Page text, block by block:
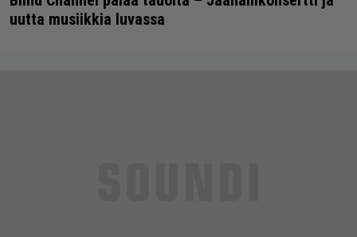
uutta musiikkia luvassa